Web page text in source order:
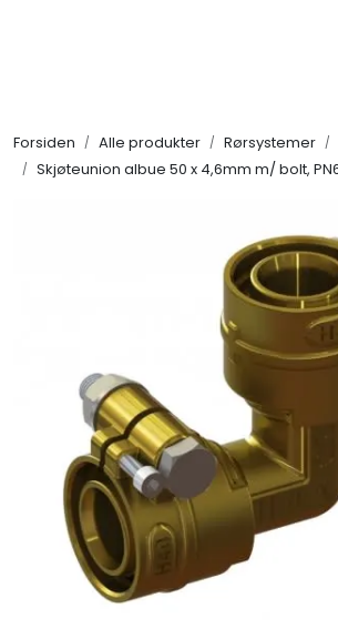
Forsiden Alle produkter Rørsystemer
Skjøteunion albue 50 x 4,6mm m/ bolt,
KAMPANJER
Søk om proffkundekonto
Be om tilbud